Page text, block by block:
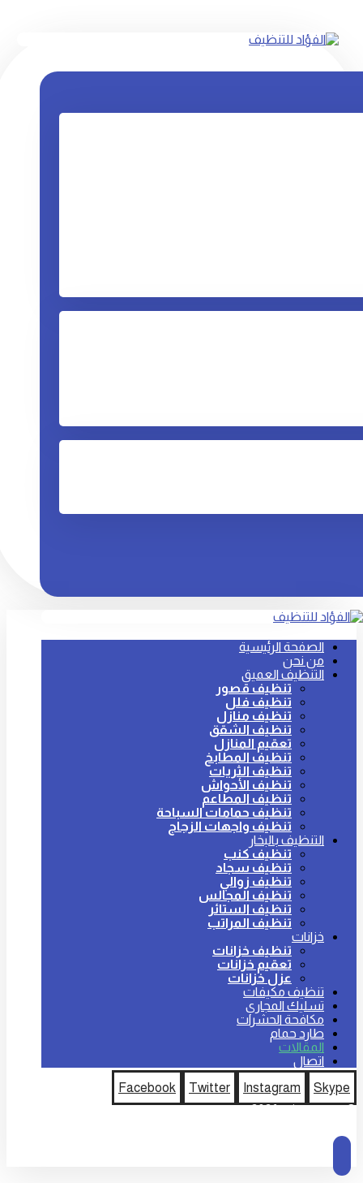
الصفحة الرئيسية
من نحن
التنظيف العميق
تنظيف قصور
تنظيف فلل
تنظيف منازل
تنظيف الشقق
تعقيم المنازل
تنظيف المطابخ
تنظيف الثريات
تنظيف الأحواش
تنظيف المطاعم
تنظيف حمامات السباحة
تنظيف واجهات الزجاج
التنظيف بالبخار
تنظيف كنب
تنظيف سجاد
تنظيف زوالي
تنظيف المجالس
تنظيف الستائر
تنظيف المراتب
خزانات
تنظيف خزانات
تعقيم خزانات
عزل خزانات
تنظيف مكيفات
تسليك المجاري
مكافحة الحشرات
طارد حمام
المقالات
اتصال
Facebook
Twitter Instagram
Skype
© حقوق النشر 2026